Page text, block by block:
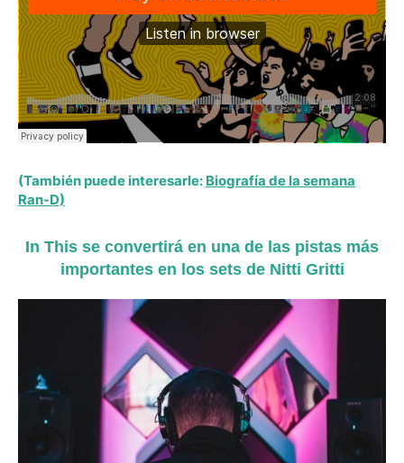
(También puede interesarle: Biografía de la semana
Ran-D)
In This se convertirá en una de las pistas más
importantes en los sets de Nitti Gritti